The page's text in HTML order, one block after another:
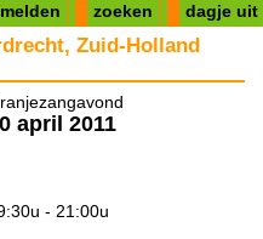
zoeken dagje uit
Zuid-Holland
april 2011
- 21:00u